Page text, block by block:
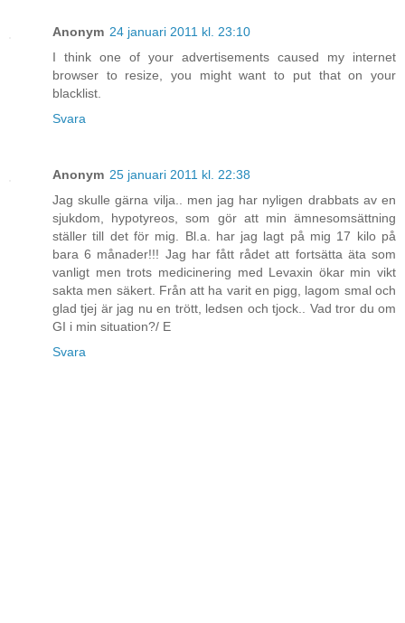
Anonym 24 januari 2011 kl. 23:10
I think one of your advertisements caused my internet
browser to resize, you might want to put that on your
blacklist.
Svara
Anonym 25 januari 2011 kl. 22:38
Jag skulle gärna vilja.. men jag har nyligen drabbats av en
sjukdom, hypotyreos, som gör att min ämnesomsättning
ställer till det för mig. Bl.a. har jag lagt på mig 17 kilo på
bara 6 månader!!! Jag har fått rådet att fortsätta äta som
vanligt men trots medicinering med Levaxin ökar min vikt
sakta men säkert. Från att ha varit en pigg, lagom smal och
glad tjej är jag nu en trött, ledsen och tjock.. Vad tror du om
GI i min situation?/ E
Svara